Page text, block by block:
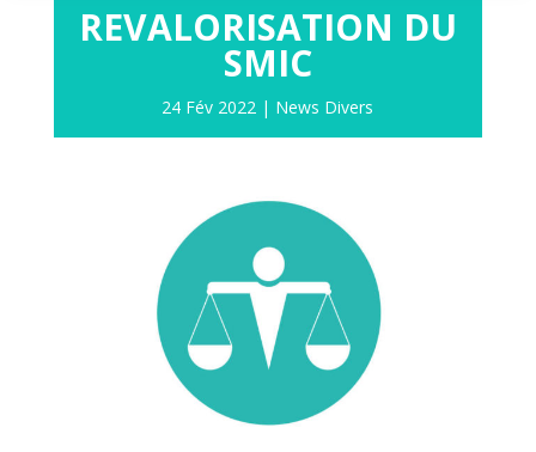
REVALORISATION DU
SMIC
24 Fév 2022 | News Divers